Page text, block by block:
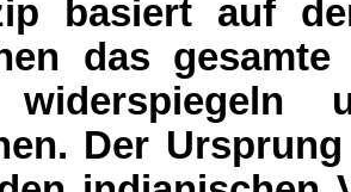
basiert auf
das
widerspiegeln
Der